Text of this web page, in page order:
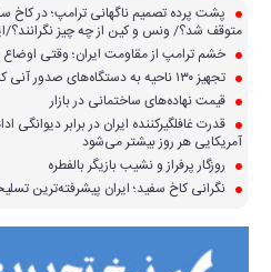
پشت پرده تصمیم ناگهانی ترامپ؛ در کاخ
متوقف شد؟/ ونس و کین از چه چیز نگرانند؟/
خشم ترامپ از مقاومت ایران؛ وقتی
تجهیز ۱۳۰ ناحیه به دستگاه‌های صدور آنی کارت سوخت
قیمت نهاده‌های ساختمانی در بازار
قدرت غافلگیرکننده ایران در برابر
آمریکایی هر روز بیشتر می‌شود
روزگار پرفراز و نشیب بازیگر بالفطره
نگرانی کاخ سفید؛ ایران پیشرفته‌ترین